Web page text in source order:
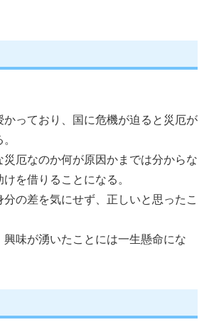
かっており、国に危機が迫ると災厄が
災厄なのか何が原因かまでは分からな
を借りることになる。
の差を気にせず、正しいと思ったこ
興味が湧いたことには一生懸命にな